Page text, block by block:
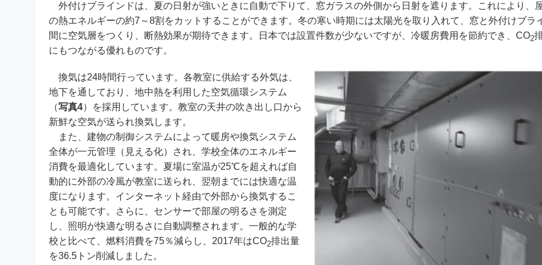
外付けブラインドは、夏の日射が強いときに自動で下りて、窓ガラスの外側から日射を遮ります。これにより、
の熱エネルギーの約7～8割をカットすることができます。冬の寒い時期には太陽光を取り入れて、窓と外付けブラ
間に空気層をつくり、断熱効果が期待できます。日本では設置件数が少ないですが、冷暖房費用を節約でき、CO2
にもつながる優れものです。
換気は24時間行っています。各教室に供給する外気は、
地下を通しており、地中熱を利用した空気循環システム
（写真4）を採用しています。教室の天井の吹き出し口から
新鮮な空気が送られ換気します。
また、建物の制御システムによって暖房や換気システム
全体が一元管理（見える化）され、学校全体のエネルギー
消費を最適化しています。夏場に室温が25℃を超えれば自
動的に外部の冷風が教室に送られ、翌朝までには快適な温
度になります。インターネット経由で外部から換気するこ
とも可能です。さらに、センサーで部屋の明るさを測定
し、照明が快適な明るさに自動調整されます。一般的な学
校と比べて、燃料消費を75％減らし、2017年はCO2排出量
を36.5トン削減しました。